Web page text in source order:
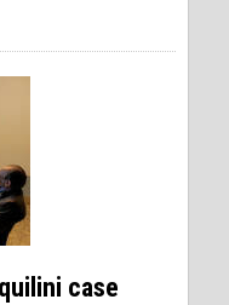
case